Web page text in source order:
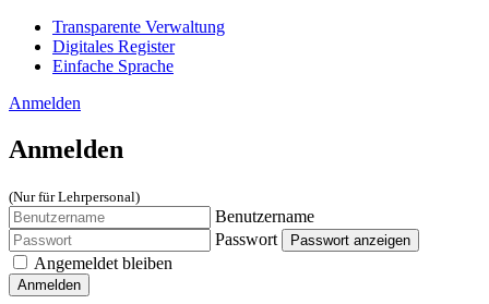
Transparente Verwaltung
Digitales Register
Einfache Sprache
Anmelden
Anmelden
(Nur für Lehrpersonal)
Benutzername
Passwort
Passwort anzeigen
Angemeldet bleiben
Anmelden